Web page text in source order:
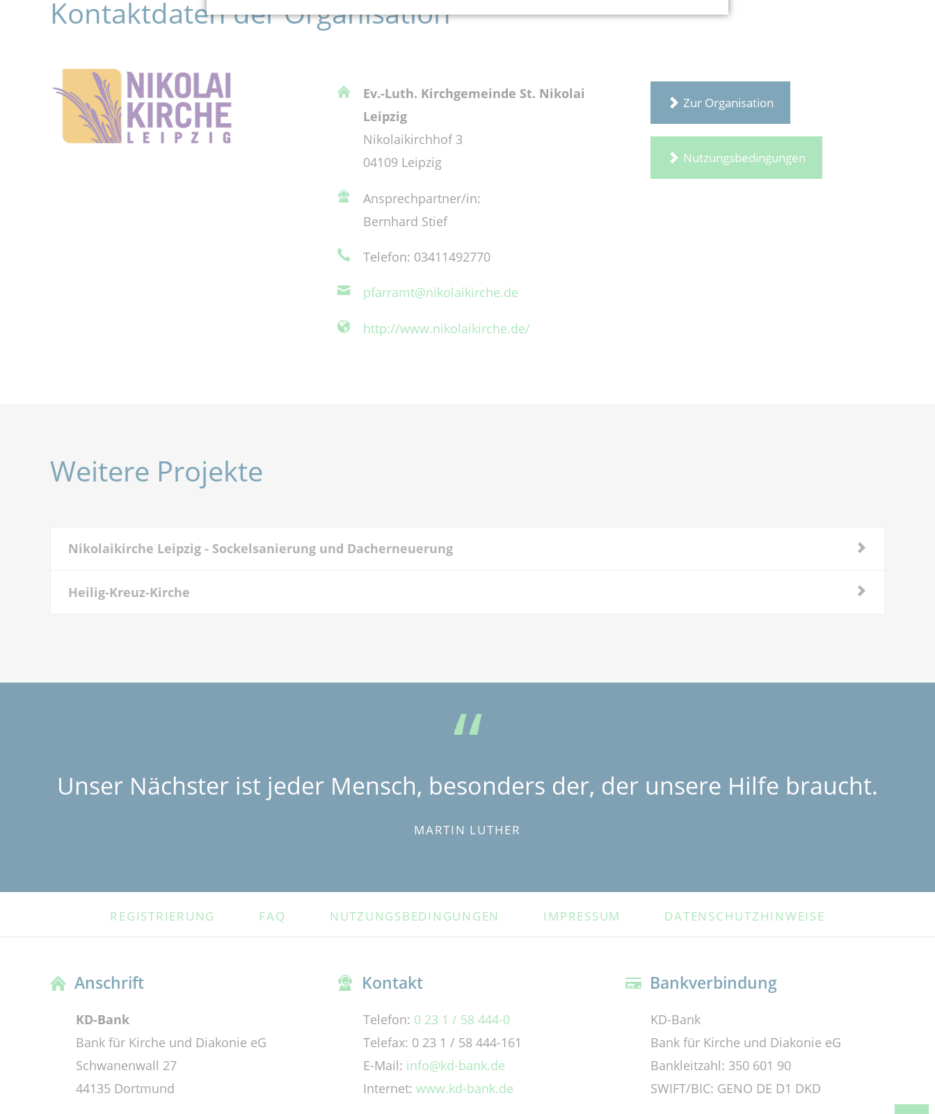
Kontaktdaten der Organisation
Ev.-Luth. Kirchgemeinde St. Nikolai
Leipzig
Nikolaikirchhof 3
04109 Leipzig
Ansprechpartner/in:
Bernhard Stief
Telefon: 03411492770
pfarramt@nikolaikirche.de
http://www.nikolaikirche.de/
Zur Organisation
Nutzungsbedingungen
Weitere Projekte
Nikolaikirche Leipzig - Sockelsanierung und Dacherneuerung
Heilig-Kreuz-Kirche
Unser Nächster ist jeder Mensch, besonders der, der unsere Hilfe braucht.
MARTIN LUTHER
ÜBERSPRINGEN
REGISTRIERUNG FAQ NUTZUNGSBEDINGUNGEN IMPRESSUM DATENSCHUTZHINWEISE
Anschrift
KD-Bank
Bank für Kirche und Diakonie eG
Schwanenwall 27
44135 Dortmund
Kontakt
Telefon: 0 23 1 / 58 444-0
Telefax: 0 23 1 / 58 444-161
E-Mail: info@kd-bank.de
Internet:www.kd-bank.de
Bankverbindung
KD-Bank
Bank für Kirche und Diakonie eG
Bankleitzahl: 350 601 90
SWIFT/BIC: GENO DE D1 DKD